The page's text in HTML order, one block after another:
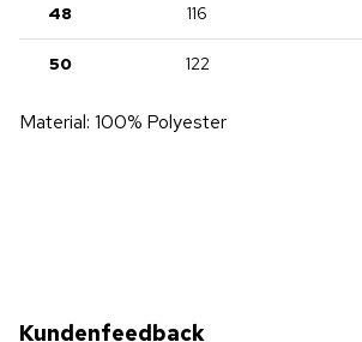
48 116
50 122
Material: 100% Polyester
Kundenfeedback